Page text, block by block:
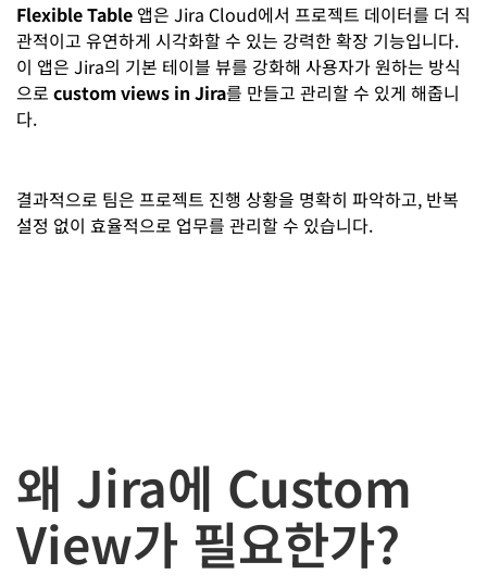
Flexible Table 앱은 Jira Cloud에서 프로젝트 데이터를 더 직
관적이고 유연하게 시각화할 수 있는 강력한 확장 기능입니다.
이 앱은 Jira의 기본 테이블 뷰를 강화해 사용자가 원하는 방식
으로 custom views in Jira를 만들고 관리할 수 있게 해줍니
다.
결과적으로 팀은 프로젝트 진행 상황을 명확히 파악하고, 반복
설정 없이 효율적으로 업무를 관리할 수 있습니다.
왜 Jira에 Custom
View가 필요한가?